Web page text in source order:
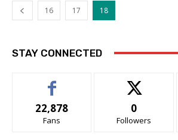
16 17 18
STAY CONNECTED
22,878
Fans
0
Followers